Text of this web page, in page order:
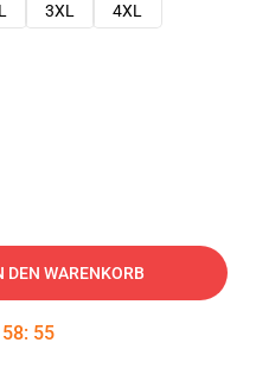
3XL
4XL
DEN WARENKORB
58: 54